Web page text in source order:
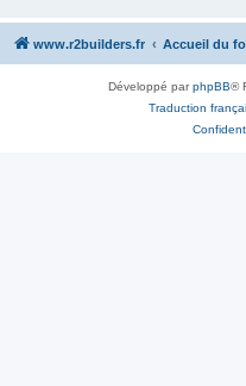
www.r2builders.fr Accueil du
Développé parphpBB®
Traduction